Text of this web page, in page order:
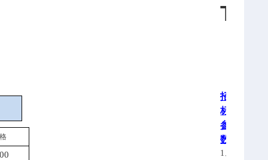
T
招
标
参
数
1、